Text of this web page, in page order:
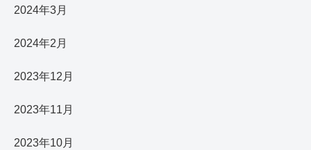
2024年3月
2024年2月
2023年12月
2023年11月
2023年10月